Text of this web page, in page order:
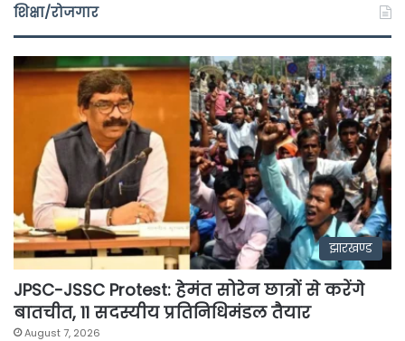
शिक्षा/रोजगार
झारखण्ड
JPSC-JSSC Protest: हेमंत सोरेन छात्रों से करेंगे
बातचीत, 11 सदस्यीय प्रतिनिधिमंडल तैयार
August 7, 2026